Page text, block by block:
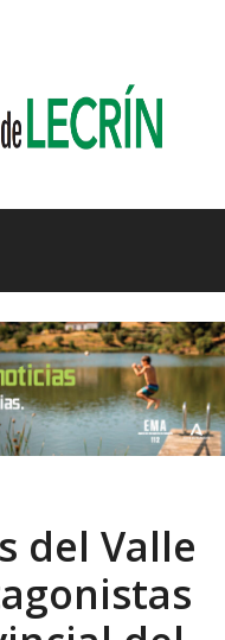
del Valle